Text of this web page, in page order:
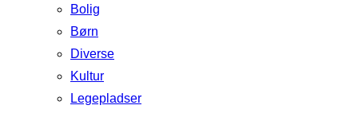
Bolig
Børn
Diverse
Kultur
Legepladser